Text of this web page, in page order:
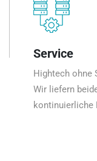
Service
Hightech ohne
Wir liefern
kontinuierliche